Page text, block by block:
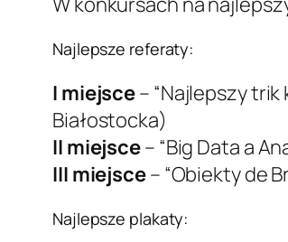
Najlepsze referaty:
I miejsce– “Najlepszy
Białostocka)
II miejsce– “Big Data a
III miejsce– “Obiekty de
Najlepsze plakaty: